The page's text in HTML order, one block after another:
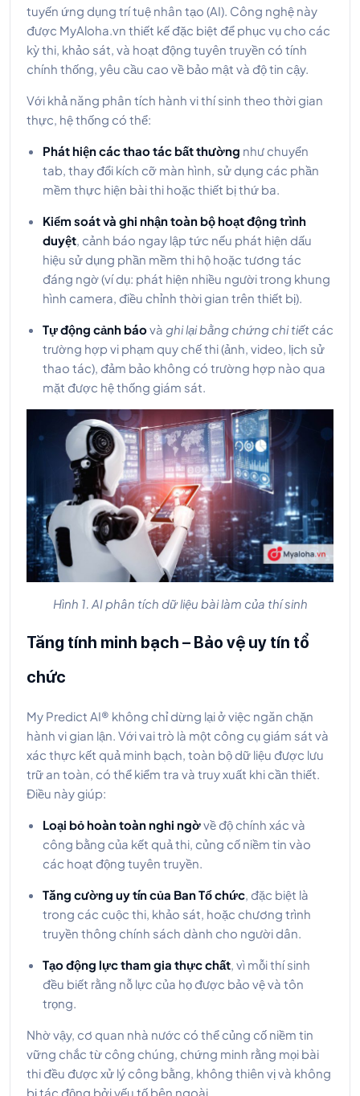
tuyến ứng dụng trí tuệ nhân tạo (AI). Công nghệ này
được MyAloha.vn thiết kế đặc biệt để phục vụ cho các
kỳ thi, khảo sát, và hoạt động tuyên truyền có tính
chính thống, yêu cầu cao về bảo mật và độ tin cậy.
Với khả năng phân tích hành vi thí sinh theo thời gian
thực, hệ thống có thể:
Phát hiện các thao tác bất thường như chuyển
tab, thay đổi kích cỡ màn hình, sử dụng các phần
mềm thực hiện bài thi hoặc thiết bị thứ ba.
Kiểm soát và ghi nhận toàn bộ hoạt động trình
duyệt , cảnh báo ngay lập tức nếu phát hiện dấu
hiệu sử dụng phần mềm thi hộ hoặc tương tác
đáng ngờ (ví dụ: phát hiện nhiều người trong khung
hình camera, điều chỉnh thời gian trên thiết bị).
Tự động cảnh báovà ghi lại bằng chứng chi tiết các
trường hợp vi phạm quy chế thi (ảnh, video, lịch sử
thao tác), đảm bảo không có trường hợp nào qua
mặt được hệ thống giám sát.
Hình 1. AI phân tích dữ liệu bài làm của thí sinh
Tăng tính minh bạch – Bảo vệ uy tín tổ
chức
My Predict AI® không chỉ dừng lại ở việc ngăn chặn
hành vi gian lận. Với vai trò là một công cụ giám sát và
xác thực kết quả minh bạch, toàn bộ dữ liệu được lưu
trữ an toàn, có thể kiểm tra và truy xuất khi cần thiết.
Điều này giúp:
Loại bỏ hoàn toàn nghi ngờvề độ chính xác và
công bằng của kết quả thi, củng cố niềm tin vào
các hoạt động tuyên truyền.
Tăng cường uy tín của Ban Tổ chức , đặc biệt là
trong các cuộc thi, khảo sát, hoặc chương trình
truyền thông chính sách dành cho người dân.
Tạo động lực tham gia thực chất , vì mỗi thí sinh
đều biết rằng nỗ lực của họ được bảo vệ và tôn
trọng.
Nhờ vậy, cơ quan nhà nước có thể củng cố niềm tin
vững chắc từ công chúng, chứng minh rằng mọi bài
thi đều được xử lý công bằng, không thiên vị và không
bị tác động bởi yếu tố bên ngoài.